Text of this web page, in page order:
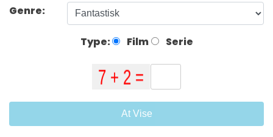
Genre:
Type: Film Serie
At Vise